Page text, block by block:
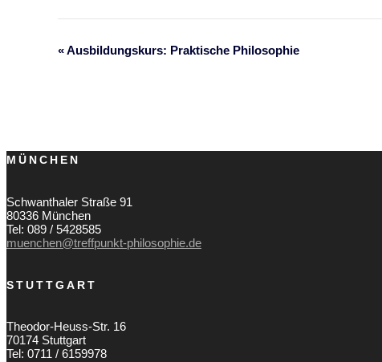
Veranstaltung-
«Ausbildungskurs: Praktische Philosophie
MÜNCHEN
Schwanthaler Straße 91
80336 München
Tel: 089 / 5428585
muenchen@treffpunkt-philosophie.de
STUTTGART
Theodor-Heuss-Str. 16
70174 Stuttgart
Tel: 0711 / 6159978